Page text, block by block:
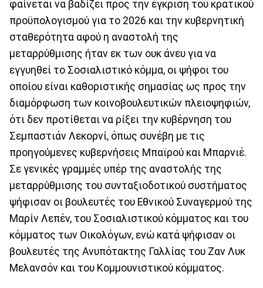
φαίνεται να βαδίζει προς την έγκριση του κρατικού
προϋπολογισμού για το 2026 και την κυβερνητική
σταθερότητα αφού η αναστολή της
μεταρρύθμισης ήταν εκ των ουκ άνευ για να
εγγυηθεί το Σοσιαλιστικό κόμμα, οι ψήφοι του
οποίου είναι καθοριστικής σημασίας ως προς την
διαμόρφωση των κοινοβουλευτικών πλειοψηφιών,
ότι δεν προτίθεται να ρίξει την κυβέρνηση του
Σεμπαστιάν Λεκορνί, όπως συνέβη με τις
προηγούμενες κυβερνήσεις Μπαϊρού και Μπαρνιέ.
Σε γενικές γραμμές υπέρ της αναστολής της
μεταρρύθμισης του συνταξιοδοτικού συστήματος
ψήφισαν οι βουλευτές του Εθνικού Συναγερμού της
Μαρίν Λεπέν, του Σοσιαλιστικού κόμματος και του
κόμματος των Οικολόγων, ενώ κατά ψήφισαν οι
βουλευτές της Ανυπότακτης Γαλλίας του Ζαν Λυκ
Μελανσόν και του Κομμουνιστικού κόμματος.